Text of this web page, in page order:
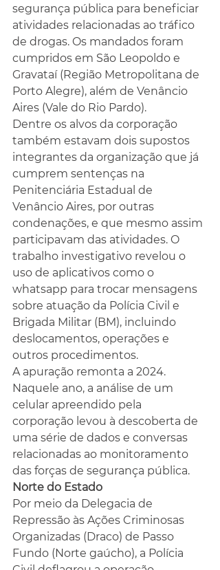
segurança pública para beneficiar
atividades relacionadas ao tráfico
de drogas. Os mandados foram
cumpridos em São Leopoldo e
Gravataí (Região Metropolitana de
Porto Alegre), além de Venâncio
Aires (Vale do Rio Pardo).
Dentre os alvos da corporação
também estavam dois supostos
integrantes da organização que já
cumprem sentenças na
Penitenciária Estadual de
Venâncio Aires, por outras
condenações, e que mesmo assim
participavam das atividades. O
trabalho investigativo revelou o
uso de aplicativos como o
whatsapp para trocar mensagens
sobre atuação da Polícia Civil e
Brigada Militar (BM), incluindo
deslocamentos, operações e
outros procedimentos.
A apuração remonta a 2024.
Naquele ano, a análise de um
celular apreendido pela
corporação levou à descoberta de
uma série de dados e conversas
relacionadas ao monitoramento
das forças de segurança pública.
Norte do Estado
Por meio da Delegacia de
Repressão às Ações Criminosas
Organizadas (Draco) de Passo
Fundo (Norte gaúcho), a Polícia